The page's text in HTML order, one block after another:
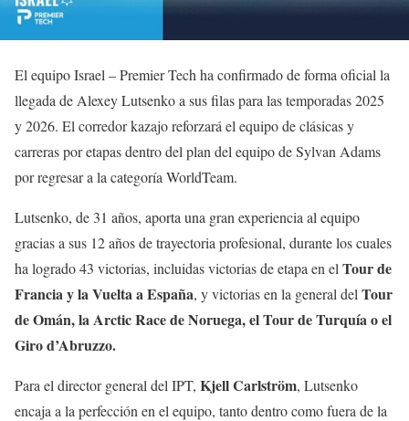
El equipo Israel – Premier Tech ha confirmado de forma oficial la
llegada de Alexey Lutsenko a sus filas para las temporadas 2025
y 2026. El corredor kazajo reforzará el equipo de clásicas y
carreras por etapas dentro del plan del equipo de Sylvan Adams
por regresar a la categoría WorldTeam.
Lutsenko, de 31 años, aporta una gran experiencia al equipo
gracias a sus 12 años de trayectoria profesional, durante los cuales
ha logrado 43 victorias, incluidas victorias de etapa en el Tour de
Francia y la Vuelta a España, y victorias en la general del Tour
de Omán, la Arctic Race de Noruega, el Tour de Turquía o el
Giro d’Abruzzo.
Para el director general del IPT, Kjell Carlström, Lutsenko
encaja a la perfección en el equipo, tanto dentro como fuera de la